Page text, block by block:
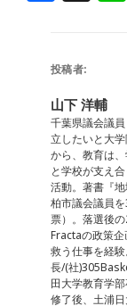
e
b
o
o
k
投稿者:
山下 洋輔
千葉県議会議
立したいと大
から、教育は
と学校が支え
活動。著書『
柏市議会議員
票）。落選後
Fractaの政策
救う仕事を経
長/(社
田大学教育学
修了後、土浦